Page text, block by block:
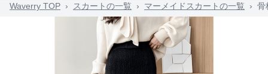
Waverry TOP › スカートの一覧 › マーメイドスカートの一覧 › 骨